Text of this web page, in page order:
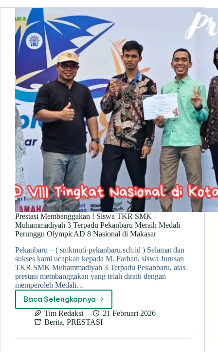
Prestasi Membanggakan ! Siswa TKR SMK
Muhammadiyah 3 Terpadu Pekanbaru Meraih Medali
Perunggu OlympicAD 8 Nasional di Makasar
Pekanbaru – ( smkmuti-pekanbaru.sch.id ) Selamat dan
sukses kami ucapkan kepada M. Farhan, siswa Jurusan
TKR SMK Muhammadiyah 3 Terpadu Pekanbaru, atas
prestasi membanggakan yang telah diraih dengan
memperoleh Medali…
Baca Selengkapnya
Prestasi
Membanggakan
!
TKR
Tim Redaksi
21 Februari 2026
Berita, PRESTASI